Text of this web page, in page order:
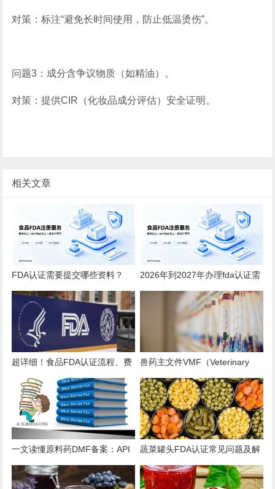
对策：标注“避免长时间使用，防止低温烫伤”。
问题3：成分含争议物质（如精油）。
对策：提供CIR（化妆品成分评估）安全证明。
相关文章
FDA认证需要提交哪些资料？
2026全品类详细清单
2026年到2027年办理fda认证需
要多少钱？
超详细！食品FDA认证流程、费
用、时效、误区解析
兽药主文件VMF（Veterinary
Master Files）注册办理指南
一文读懂原料药DMF备案：API
出口的“身份证”与“通行证”
蔬菜罐头FDA认证常见问题及解
决方案